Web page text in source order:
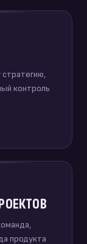
контроль
продукта